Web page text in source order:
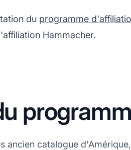
du programme
Hammacher.
ancien catalogue